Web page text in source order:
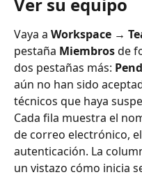
Ver su equipo
Vaya a Workspace →
pestaña Miembros de
dos pestañas más:
aún no han sido
técnicos que haya
Cada fila muestra el
de correo electrónico,
autenticación. La
un vistazo cómo inicia